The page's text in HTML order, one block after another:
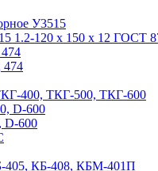
У3515
1.2-120 x 150 x 12 ГОСТ
474
400, ТКГ-500, ТКГ-600
D-600
D-600
405, КБ-408, КБМ-401П